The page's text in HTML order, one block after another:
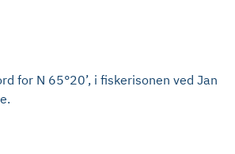
for N 65°20’, i fiskerisonen ved Jan